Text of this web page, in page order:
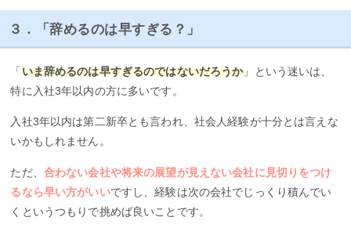
３．「辞めるのは早すぎる？」
「 いま辞めるのは早すぎるのではないだろうか」という迷いは、
特に入社3年以内の方に多いです。
入社3年以内は第二新卒とも言われ、社会人経験が十分とは言えな
いかもしれません。
ただ、 合わない会社や将来の展望が見えない会社に見切りをつけ
るなら早い方がいいですし、経験は次の会社でじっくり積んでい
くというつもりで挑めば良いことです。